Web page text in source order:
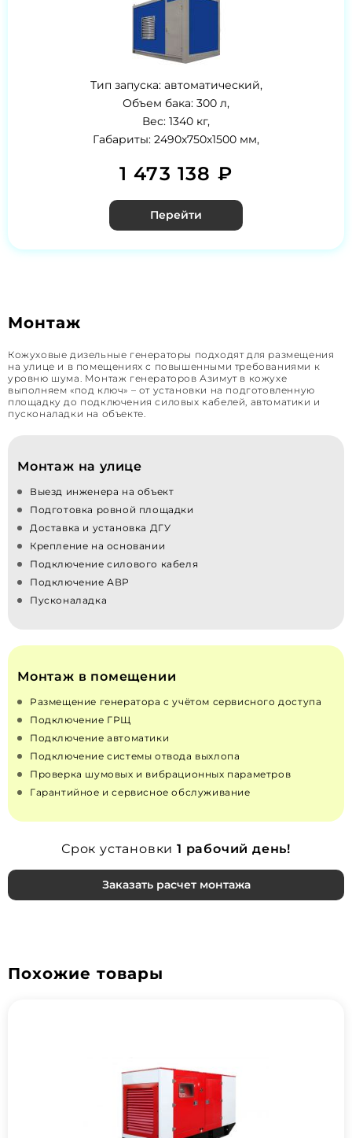
Тип запуска: автоматический,
Объем бака: 300 л,
Вес: 1340 кг,
Габариты: 2490х750х1500 мм,
1 473 138 ₽
Перейти
Монтаж
Кожуховые дизельные генераторы подходят для размещения
на улице и в помещениях с повышенными требованиями к
уровню шума. Монтаж генераторов Азимут в кожухе
выполняем «под ключ» – от установки на подготовленную
площадку до подключения силовых кабелей, автоматики и
пусконаладки на объекте.
Монтаж на улице
Выезд инженера на объект
Подготовка ровной площадки
Доставка и установка ДГУ
Крепление на основании
Подключение силового кабеля
Подключение АВР
Пусконаладка
Монтаж в помещении
Размещение генератора с учётом сервисного доступа
Подключение ГРЩ
Подключение автоматики
Подключение системы отвода выхлопа
Проверка шумовых и вибрационных параметров
Гарантийное и сервисное обслуживание
Срок установки 1 рабочий день!
Заказать расчет монтажа
Похожие товары